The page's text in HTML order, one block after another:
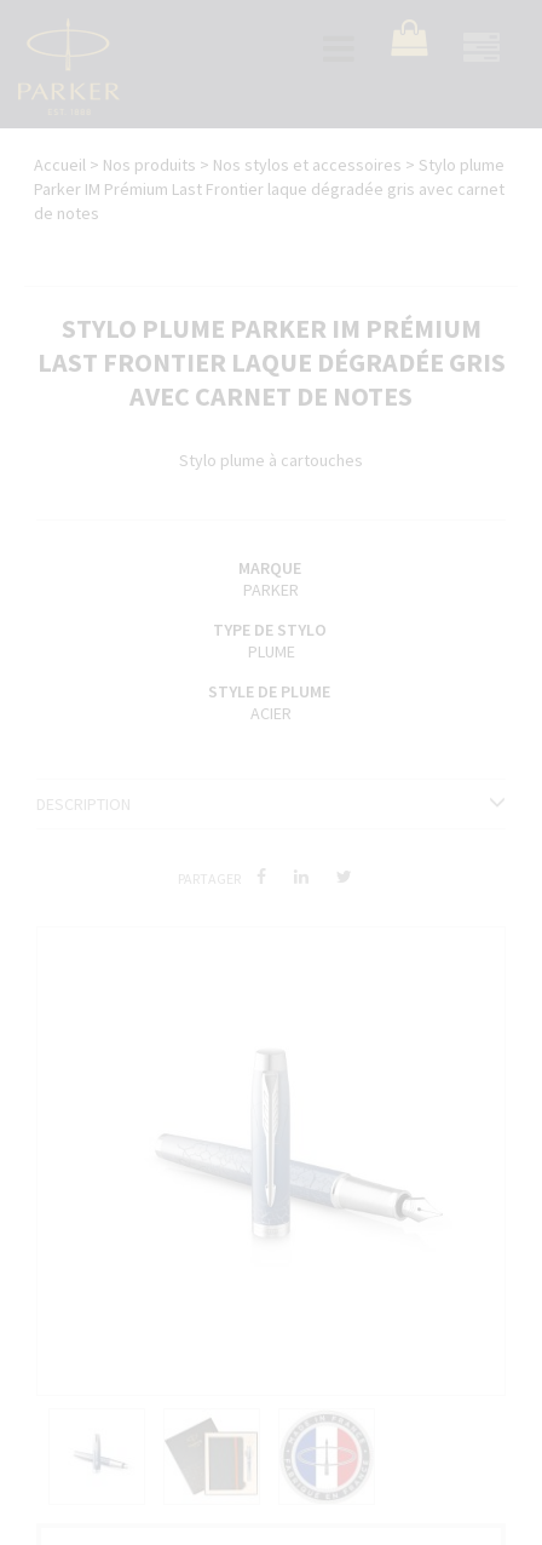
Vous
êtes
ici
Accueil > Nos produits > Nos stylos et accessoires > Stylo plume
Parker IM Prémium Last Frontier laque dégradée gris avec carnet
de notes
STYLO PLUME PARKER IM PRÉMIUM
LAST FRONTIER LAQUE DÉGRADÉE GRIS
AVEC CARNET DE NOTES
Stylo plume à cartouches
MARQUE
PARKER
TYPE DE STYLO
PLUME
STYLE DE PLUME
ACIER
DESCRIPTION
PARTAGER